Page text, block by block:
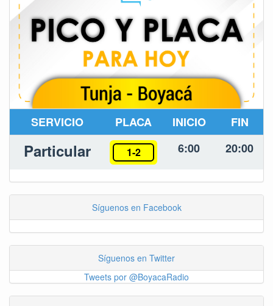
SERVICIO PLACA INICIO FIN
Particular 1-2 6:00 20:00
Síguenos en Facebook
Síguenos en Twitter
Tweets por @BoyacaRadio